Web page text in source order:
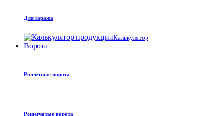
Для гаража
Калькулятор
Ворота
Роллетные ворота
Решетчатые ворота